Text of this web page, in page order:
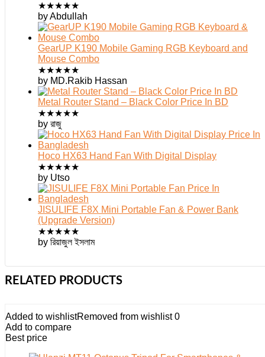
★★★★★
by Abdullah
GearUP K190 Mobile Gaming RGB Keyboard and
Mouse Combo
★★★★★
by MD.Rakib Hassan
Metal Router Stand – Black Color Price In BD
★★★★★
by রাজু
Hoco HX63 Hand Fan With Digital Display
★★★★★
by Utso
JISULIFE F8X Mini Portable Fan & Power Bank
(Upgrade Version)
★★★★★
by রিয়াজুল ইসলাম
RELATED PRODUCTS
Added to wishlistRemoved from wishlist 0
Add to compare
Best price